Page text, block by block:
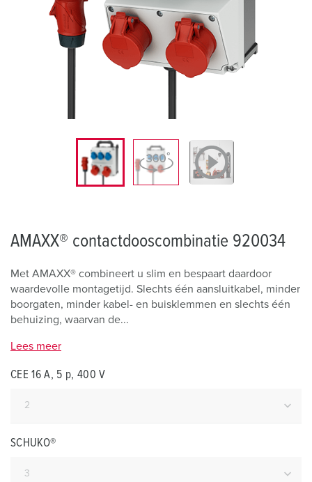
AMAXX® contactdooscombinatie 920034
Met AMAXX® combineert u slim en bespaart daardoor
waardevolle montagetijd. Slechts één aansluitkabel, minder
boorgaten, minder kabel- en buisklemmen en slechts één
behuizing, waarvan de...
Lees meer
CEE 16 A, 5 p, 400 V
SCHUKO®